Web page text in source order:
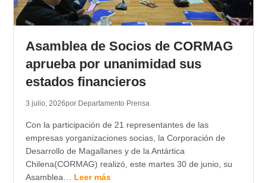
Asamblea de Socios de CORMAG
aprueba por unanimidad sus
estados financieros
3 julio, 2026por Departamento Prensa
Con la participación de 21 representantes de las
empresas yorganizaciones socias, la Corporación de
Desarrollo de Magallanes y de la Antártica
Chilena(CORMAG) realizó, este martes 30 de junio, su
Asamblea… Leer más